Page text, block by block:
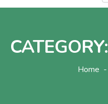
CATEGORY:
Home